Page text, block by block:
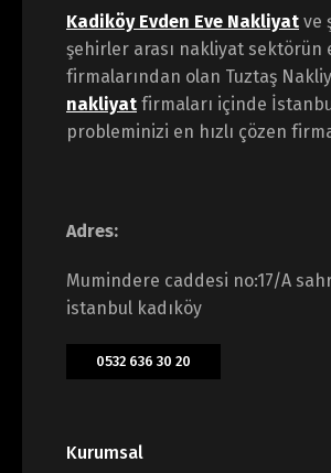
Kadiköy Evden Eve Nakliyat ve
şehirler arası nakliyat sektörün
firmalarından olan Tuztaş
nakliyat firmaları içinde
probleminizi en hızlı çözen
Adres:
Mumindere caddesi no:17/A
istanbul kadıköy
0532 636 30 20
Kurumsal